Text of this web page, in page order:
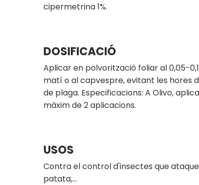
cipermetrina 1%.
DOSIFICACIÓ
Aplicar en polvorització foliar al 0,05-
matí o al capvespre, evitant les hores
de plaga. Especificacions: A Olivo,
màxim de 2 aplicacions.
USOS
Contra el control d'insectes que
patata,…